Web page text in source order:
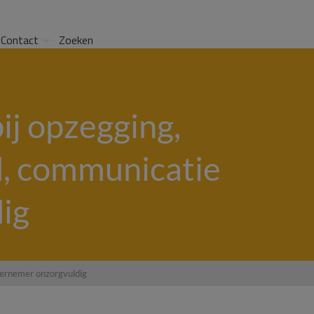
Contact Zoeken
opzegging,
communicatie
onzorgvuldig